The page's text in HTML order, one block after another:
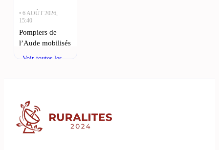
• 6 AOÛT 2026,
15:40
Pompiers de
l’Aude mobilisés
l’Aude : un
• 5 AOÛT 2026,
Voir toutes les